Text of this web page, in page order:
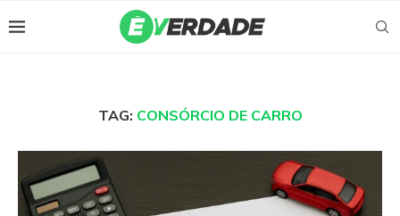
TAG: CONSÓRCIO DE CARRO